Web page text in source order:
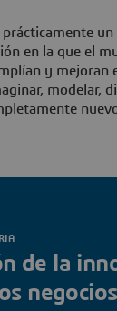
un
en la que el
y
modelar,
de la
negocios